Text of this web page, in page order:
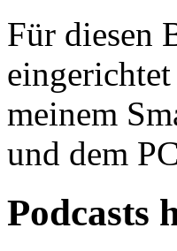
Für diesen
meinem
und dem
Podcasts